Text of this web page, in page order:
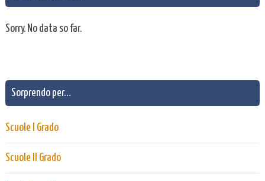
Sorry. No data so far.
Sorprendo per…
Scuole I Grado
Scuole II Grado